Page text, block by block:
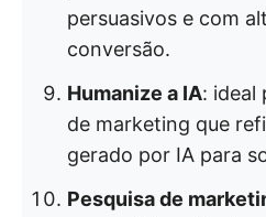
persuasivos e com
conversão.
Humanize a IA: ideal
de marketing que
gerado por IA para
Pesquisa de